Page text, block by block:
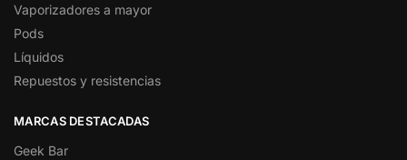
Vaporizadores a mayor
Pods
Líquidos
Repuestos y resistencias
MARCAS DESTACADAS
Geek Bar